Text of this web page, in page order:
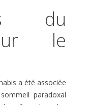
du
le
a été associée
paradoxal